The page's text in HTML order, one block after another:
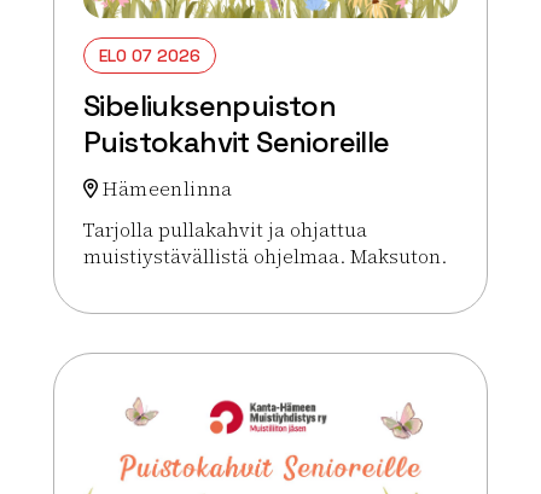
ELO 07 2026
Sibeliuksenpuiston
Puistokahvit Senioreille
Hämeenlinna
Tarjolla pullakahvit ja ohjattua
muistiystävällistä ohjelmaa. Maksuton.
Lue lisää tapahtumasta Sibeliuksenpuiston